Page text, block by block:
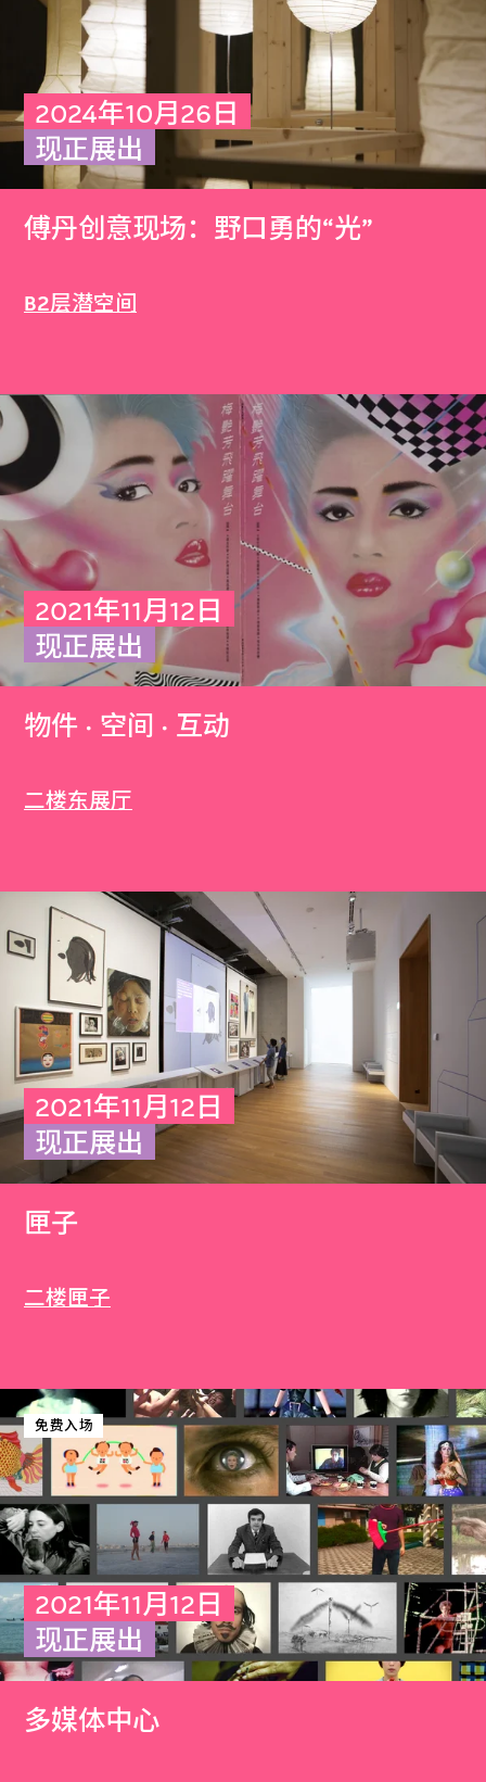
2024年10月26日
现正展出
傅丹创意现场：野口勇的“光”
B2层潜空间
2021年11月12日
现正展出
物件 · 空间 · 互动
二楼东展厅
2021年11月12日
现正展出
匣子
二楼匣子
免费入场
2021年11月12日
现正展出
多媒体中心